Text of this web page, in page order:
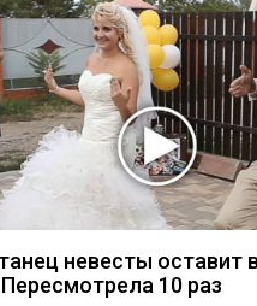
невесты оставит
10 раз